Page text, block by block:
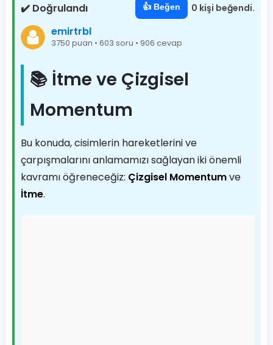
✔️ Doğrulandı 👍 Beğen 0 kişi beğendi.
emirtrbl
3750 puan • 603 soru • 906 cevap
📚 İtme ve Çizgisel
Momentum
Bu konuda, cisimlerin hareketlerini ve
çarpışmalarını anlamamızı sağlayan iki önemli
kavramı öğreneceğiz: Çizgisel Momentumve
İtme.